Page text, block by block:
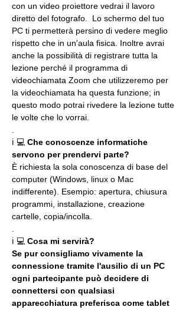
con un video proiettore vedrai il lavoro
diretto del fotografo.  Lo schermo del tuo
PC ti permetterà persino di vedere meglio
rispetto che in un'aula fisica. Inoltre avrai
anche la possibilità di registrare tutta la
lezione perché il programma di
videochiamata Zoom che utilizzeremo per
la videochiamata ha questa funzione; in
questo modo potrai rivedere la lezione tutte
le volte che lo vorrai.
ℹ 💻 Che conoscenze informatiche
servono per prendervi parte?
È richiesta la sola conoscenza di base del
computer (Windows, linux o Mac
indifferente). Esempio: apertura, chiusura
programmi, installazione, creazione
cartelle, copia/incolla.
ℹ 💻 Cosa mi servirà?
Se pur consigliamo vivamente la
connessione tramite l'ausilio di un PC
ogni partecipante può decidere di
connettersi con qualsiasi
apparecchiatura preferisca come tablet